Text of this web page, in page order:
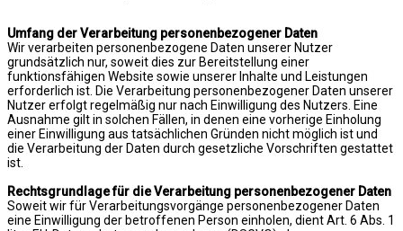
Umfang der Verarbeitung personenbezogener Daten
Wir verarbeiten personenbezogene Daten unserer Nutzer
grundsätzlich nur, soweit dies zur Bereitstellung einer
funktionsfähigen Website sowie unserer Inhalte und Leistungen
erforderlich ist. Die Verarbeitung personenbezogener Daten unserer
Nutzer erfolgt regelmäßig nur nach Einwilligung des Nutzers. Eine
Ausnahme gilt in solchen Fällen, in denen eine vorherige Einholung
einer Einwilligung aus tatsächlichen Gründen nicht möglich ist und
die Verarbeitung der Daten durch gesetzliche Vorschriften gestattet
ist.
Rechtsgrundlage für die Verarbeitung personenbezogener Daten
Soweit wir für Verarbeitungsvorgänge personenbezogener Daten
eine Einwilligung der betroffenen Person einholen, dient Art. 6 Abs. 1